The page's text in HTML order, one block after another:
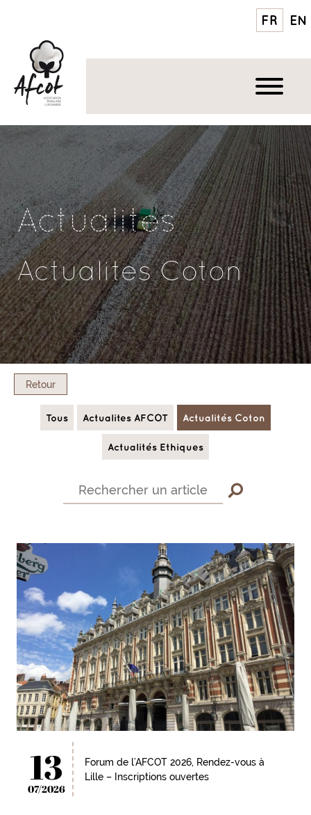
FR EN
Actualites
Actualites Coton
Retour
Tous Actualites AFCOT Actualités Coton
Actualités Ethiques
13
07/2026
Forum de l’AFCOT 2026, Rendez-vous à
Lille – Inscriptions ouvertes